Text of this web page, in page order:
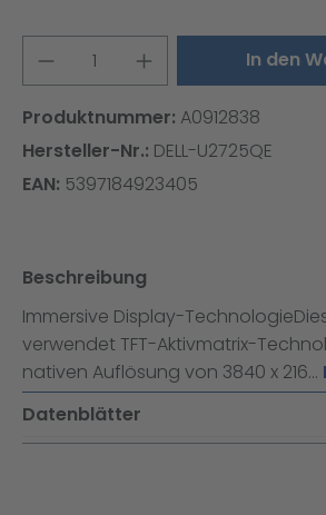
Produkt Anzahl: GibIn den
Produktnummer: A0912838
Hersteller-Nr.: DELL-U2725QE
EAN: 5397184923405
Beschreibung
Immersive Display-
verwendet TFT-Aktivmatrix-
nativen Auflösung von 3840 x 216…
Datenblätter